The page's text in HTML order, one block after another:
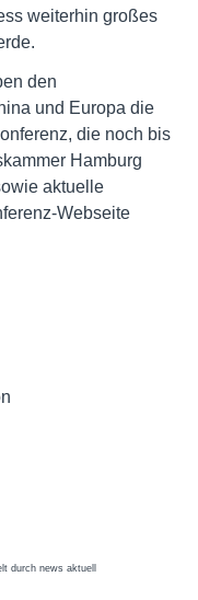
weiterhin großes
den
und Europa die
die noch bis
Hamburg
aktuelle
Webseite
durch news aktuell